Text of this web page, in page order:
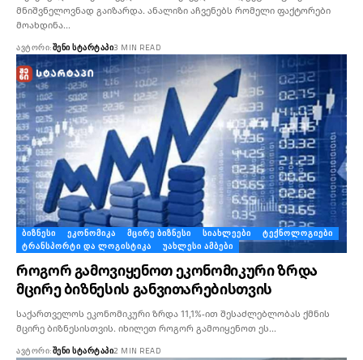
მნიშვნელოვნად გაიზარდა. ანალიზი აჩვენებს რომელი ფაქტორები
მოახდინა…
ᲐᲕᲢᲝᲠᲘ:ᲨᲔᲜᲘ ᲡᲢᲐᲠᲢᲐᲞᲘ3 MIN READ
ᲑᲘᲖᲜᲔᲡᲘ ᲔᲙᲝᲜᲝᲛᲘᲙᲐ ᲛᲪᲘᲠᲔ ᲑᲘᲖᲜᲔᲡᲘ ᲡᲘᲐᲮᲚᲔᲔᲑᲘ
ᲢᲔᲥᲜᲝᲚᲝᲒᲘᲔᲑᲘ
ᲢᲠᲐᲜᲡᲞᲝᲠᲢᲘ ᲓᲐ ᲚᲝᲒᲘᲡᲢᲘᲙᲐ
ᲣᲐᲮᲚᲔᲡᲘ ᲐᲛᲑᲔᲑᲘ
როგორ გამოვიყენოთ ეკონომიკური ზრდა
მცირე ბიზნესის განვითარებისთვის
საქართველოს ეკონომიკური ზრდა 11,1%-ით შესაძლებლობას ქმნის
მცირე ბიზნესისთვის. იხილეთ როგორ გამოიყენოთ ეს…
ᲐᲕᲢᲝᲠᲘ:ᲨᲔᲜᲘ ᲡᲢᲐᲠᲢᲐᲞᲘ2 MIN READ